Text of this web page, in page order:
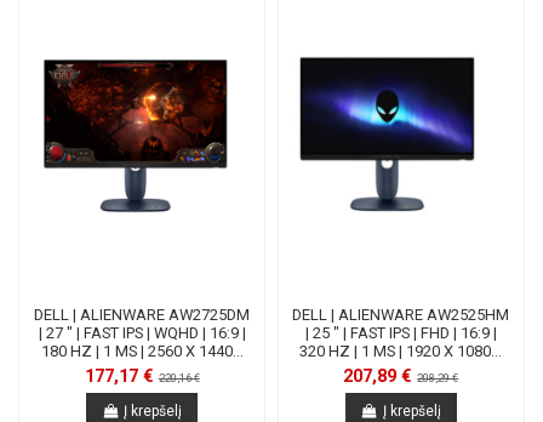
DELL | ALIENWARE AW2725DM
| 27 " | FAST IPS | WQHD | 16:9 |
180 HZ | 1 MS | 2560 X 1440...
177,17 €220,16 €
Į krepšelį
DELL | ALIENWARE AW2525HM
| 25 " | FAST IPS | FHD | 16:9 |
320 HZ | 1 MS | 1920 X 1080...
207,89 €208,29 €
Į krepšelį